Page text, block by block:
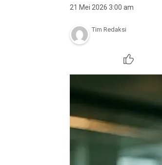
21 Mei 2026 3:00 am
Tim Redaksi